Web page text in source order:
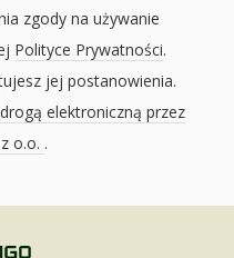
zgody na używanie
Polityce Prywatności.
jej postanowienia.
elektroniczną przez
o.o. .